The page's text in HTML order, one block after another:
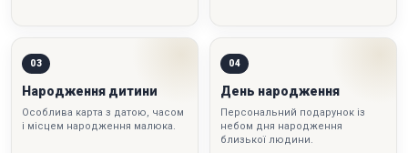
03
Народження дитини
Особлива карта з датою, часом
і місцем народження малюка.
04
День народження
Персональний подарунок із
небом дня народження
близької людини.